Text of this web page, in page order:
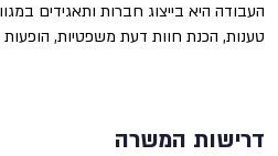
העבודה היא בייצוג חברות ותאגידים
טענות, הכנת חוות דעת משפטיות,
דרישות המשרה